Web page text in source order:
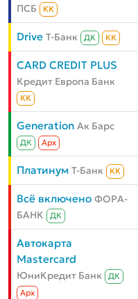
ПСБ КК
Drive Т-Банк ДК КК
CARD CREDIT PLUS
Кредит Европа Банк
КК
Generation Ак Барс
ДК Aрх
Платинум Т-Банк КК
Всё включено ФОРА-
БАНК
ДК
Автокарта
Mastercard
ЮниКредит Банк
ДК
Aрх